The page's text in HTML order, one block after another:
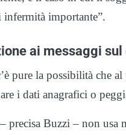
infermità importante”.
ai messaggi
pure la possibilità che
i dati anagrafici o
– precisa Buzzi – non